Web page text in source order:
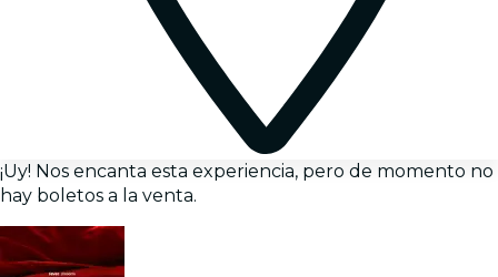
¡Uy! Nos encanta esta experiencia, pero de momento no
hay boletos a la venta.